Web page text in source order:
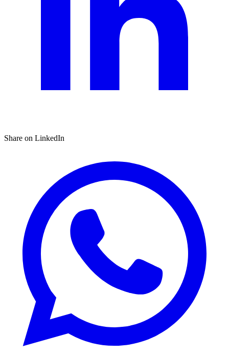
Share on LinkedIn